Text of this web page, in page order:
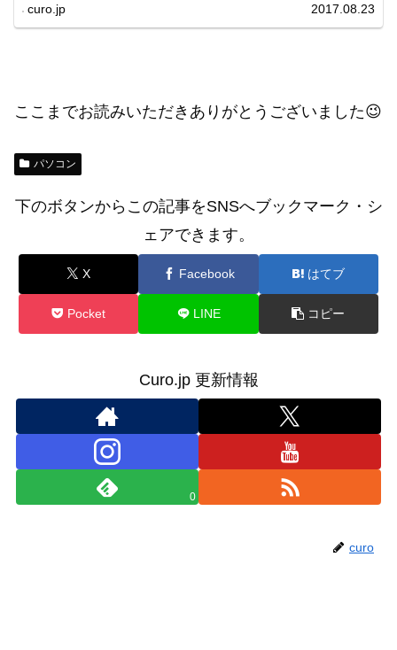
curo.jp 2017.08.23
ここまでお読みいただきありがとうございました😉
パソコン
下のボタンからこの記事をSNSへブックマーク・シ
ェアできます。
X Facebook はてブ
Pocket LINE コピー
Curo.jp 更新情報
0
curo